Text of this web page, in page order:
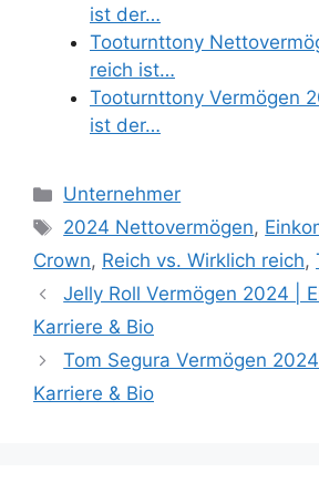
ist der…
Tooturnttony
reich ist…
Tooturnttony Vermögen
ist der…
Categories
Unternehmer
Tags
2024 Nettovermögen,
Crown, Reich vs. Wirklich reich,
Jelly Roll Vermögen 2024 |
Karriere & Bio
Tom Segura Vermögen
Karriere & Bio